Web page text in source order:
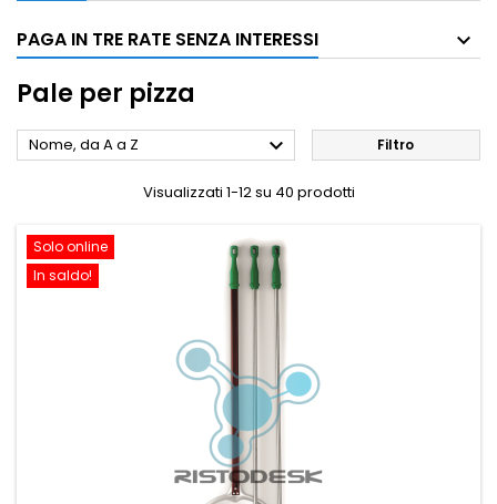
PAGA IN TRE RATE SENZA INTERESSI
Pale per pizza
Nome, da A a Z  Filtro
Visualizzati 1-12 su 40 prodotti
Solo online
In saldo!